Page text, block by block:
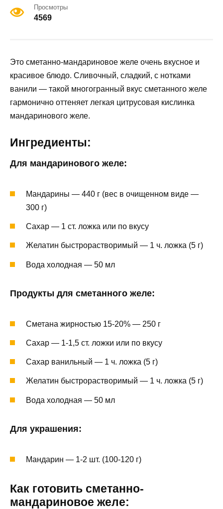
Просмотры
4569
Это сметанно-мандариновое желе очень вкусное и
красивое блюдо. Сливочный, сладкий, с нотками
ванили — такой многогранный вкус сметанного желе
гармонично оттеняет легкая цитрусовая кислинка
мандаринового желе.
Ингредиенты:
Для мандаринового желе:
Мандарины — 440 г (вес в очищенном виде —
300 г)
Сахар — 1 ст. ложка или по вкусу
Желатин быстрорастворимый — 1 ч. ложка (5 г)
Вода холодная — 50 мл
Продукты для сметанного желе:
Сметана жирностью 15-20% — 250 г
Сахар — 1-1,5 ст. ложки или по вкусу
Сахар ванильный — 1 ч. ложка (5 г)
Желатин быстрорастворимый — 1 ч. ложка (5 г)
Вода холодная — 50 мл
Для украшения:
Мандарин — 1-2 шт. (100-120 г)
Как готовить сметанно-
мандариновое желе: